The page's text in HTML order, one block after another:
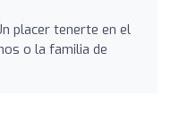
placer tenerte en el
o la familia de